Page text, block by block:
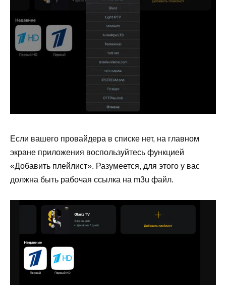
Если вашего провайдера в списке нет, на главном
экране приложения воспользуйтесь функцией
«Добавить плейлист». Разумеется, для этого у вас
должна быть рабочая ссылка на m3u файл.